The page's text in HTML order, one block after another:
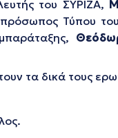
του ΣΥΡΙΖΑ,
Τύπου
τα δικά τους